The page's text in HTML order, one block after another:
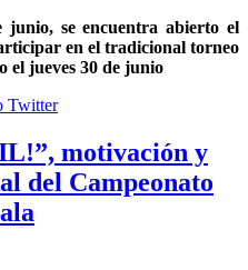
se encuentra abierto el
en el tradicional torneo
el jueves 30 de junio
motivación y
del Campeonato